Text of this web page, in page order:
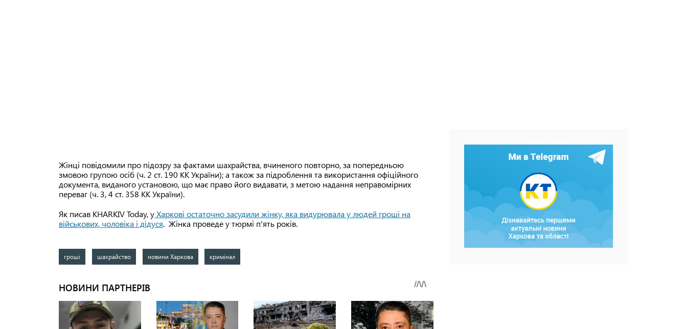
Жінці повідомили про підозру за фактами шахрайства, вчиненого повторно, за попередньою
змовою групою осіб (ч. 2 ст. 190 КК України); а також за підроблення та використання офіційного
документа, виданого установою, що має право його видавати, з метою надання неправомірних
переваг (ч. 3, 4 ст. 358 КК України).
Як писав KHARKIV Today, уХаркові остаточно засудили жінку, яка видурювала у людей гроші на
військових, чоловіка і дідуся. Жінка проведе у тюрмі п'ять років.
гроші шахрайство новини Харкова кримінал